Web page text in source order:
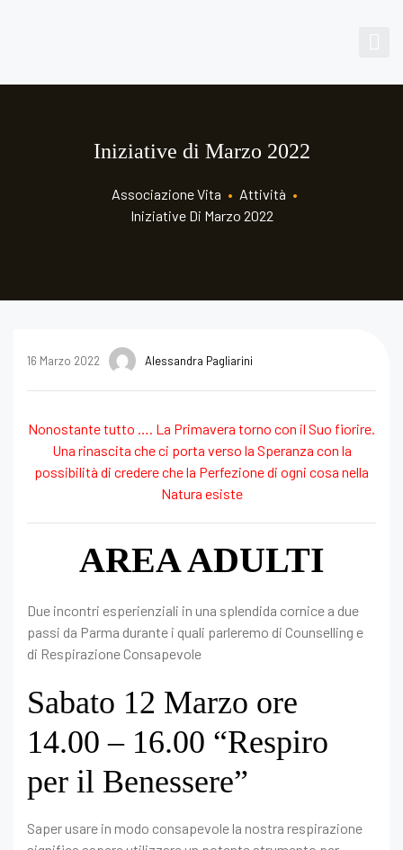
Iniziative di Marzo 2022
Associazione Vita • Attività •
Iniziative Di Marzo 2022
16 Marzo 2022 Alessandra Pagliarini
Nonostante tutto …. La Primavera torno con il Suo fiorire.
Una rinascita che ci porta verso la Speranza con la
possibilità di credere che la Perfezione di ogni cosa nella
Natura esiste
AREA ADULTI
Due incontri esperienziali in una splendida cornice a due
passi da Parma durante i quali parleremo di Counselling e
di Respirazione Consapevole
Sabato 12 Marzo ore
14.00 – 16.00 “Respiro
per il Benessere”
Saper usare in modo consapevole la nostra respirazione